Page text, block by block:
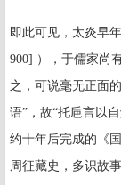
即此可见，太炎早
900] ），于儒家尚
之，可说毫无正面
语”，故“托巵言以
约十年后完成的《
周征藏史，多识故